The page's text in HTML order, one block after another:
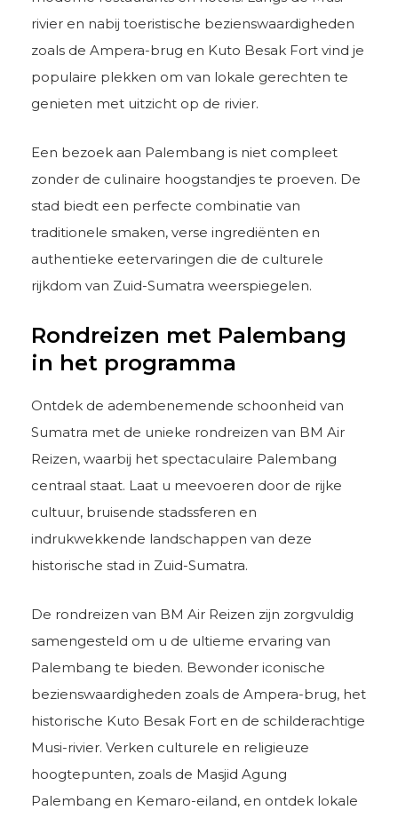
rivier en nabij toeristische bezienswaardigheden
zoals de Ampera-brug en Kuto Besak Fort vind je
populaire plekken om van lokale gerechten te
genieten met uitzicht op de rivier.
Een bezoek aan Palembang is niet compleet
zonder de culinaire hoogstandjes te proeven. De
stad biedt een perfecte combinatie van
traditionele smaken, verse ingrediënten en
authentieke eetervaringen die de culturele
rijkdom van Zuid-Sumatra weerspiegelen.
Rondreizen met Palembang
in het programma
Ontdek de adembenemende schoonheid van
Sumatra met de unieke rondreizen van BM Air
Reizen, waarbij het spectaculaire Palembang
centraal staat. Laat u meevoeren door de rijke
cultuur, bruisende stadssferen en
indrukwekkende landschappen van deze
historische stad in Zuid-Sumatra.
De rondreizen van BM Air Reizen zijn zorgvuldig
samengesteld om u de ultieme ervaring van
Palembang te bieden. Bewonder iconische
bezienswaardigheden zoals de Ampera-brug, het
historische Kuto Besak Fort en de schilderachtige
Musi-rivier. Verken culturele en religieuze
hoogtepunten, zoals de Masjid Agung
Palembang en Kemaro-eiland, en ontdek lokale